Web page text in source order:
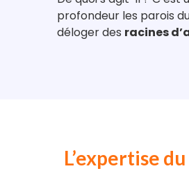
profondeur les parois
déloger des racines
L’expertise